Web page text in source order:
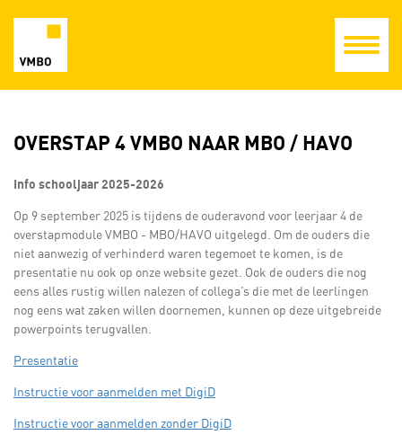
OVERSTAP 4 VMBO NAAR MBO / HAVO
Info schooljaar 2025-2026
Op 9 september 2025 is tijdens de ouderavond voor leerjaar 4 de
overstapmodule VMBO - MBO/HAVO uitgelegd. Om de ouders die
niet aanwezig of verhinderd waren tegemoet te komen, is de
presentatie nu ook op onze website gezet. Ook de ouders die nog
eens alles rustig willen nalezen of collega’s die met de leerlingen
nog eens wat zaken willen doornemen, kunnen op deze uitgebreide
powerpoints terugvallen.
Presentatie
Instructie voor aanmelden met DigiD
Instructie voor aanmelden zonder DigiD